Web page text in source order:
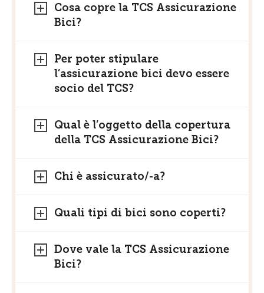
Cosa copre la TCS Assicurazione
Bici?
Per poter stipulare
l’assicurazione bici devo essere
socio del TCS?
Qual è l’oggetto della copertura
della TCS Assicurazione Bici?
Chi è assicurato/-a?
Quali tipi di bici sono coperti?
Dove vale la TCS Assicurazione
Bici?